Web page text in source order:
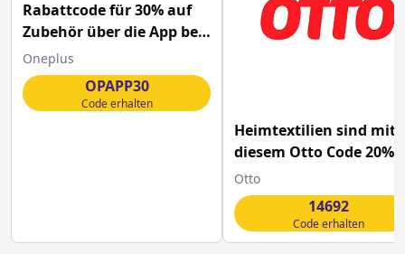
Rabattcode für 30% auf
Zubehör über die App bei
OnePlus
Oneplus
OPAPP30
Code erhalten
Heimtextilien sind mit
diesem Otto Code 20%
günstiger
Otto
14692
Code erhalten